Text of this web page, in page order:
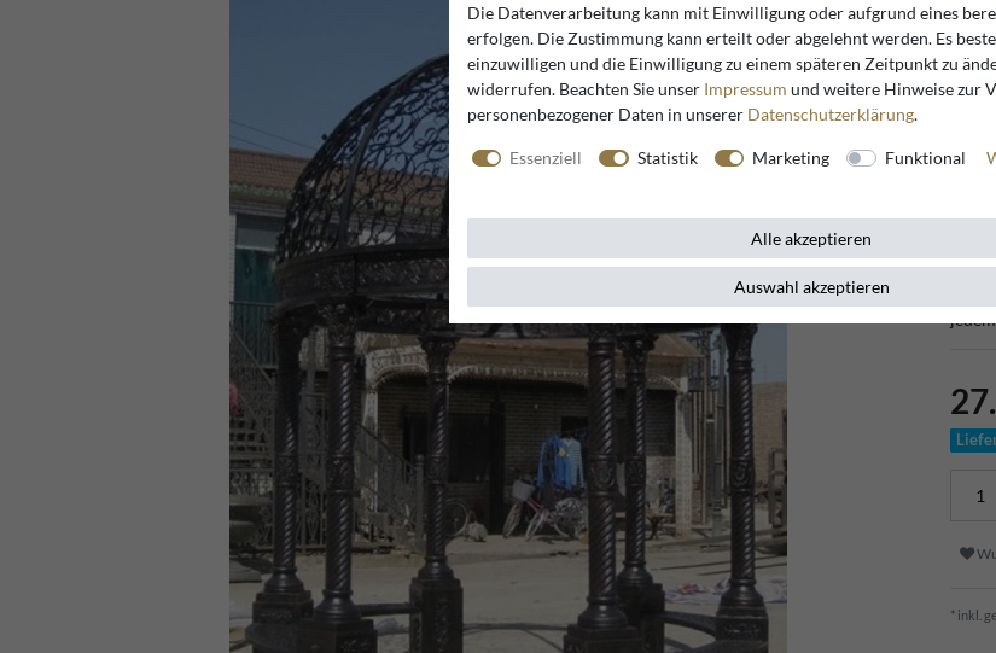
* inkl.
Die Datenverarbeitung kann mit Einwilligung oder aufgrund eines
erfolgen. Die Zustimmung kann erteilt oder abgelehnt werden. Es
einzuwilligen und die Einwilligung zu einem späteren Zeitpunkt zu
widerrufen. Beachten Sie unser Impressum und weitere Hinweise zur
personenbezogener Daten in unserer Daten­schutz­erklärung.
Essenziell Statistik Marketing Funktional
Alle akzeptieren
Auswahl akzeptieren